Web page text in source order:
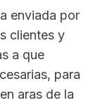
enviada por
clientes y
a que
para
aras de la